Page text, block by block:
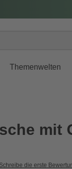
Themenwelten
mit
die erste